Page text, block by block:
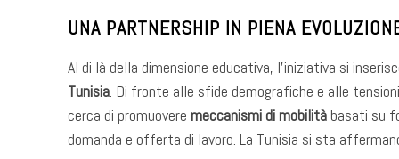
UNA PARTNERSHIP IN PIENA
Al di là della dimensione educativa, l’iniziativa si
Tunisia. Di fronte alle sfide demografiche e alle
cerca di promuovere meccanismi di mobilitàbasati su
domanda e offerta di lavoro. La Tunisia si sta